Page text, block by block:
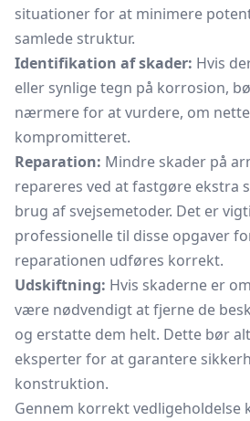
situationer for at minimere
samlede struktur.
Identifikation af skader: Hvis
eller synlige tegn på korrosion,
nærmere for at vurdere, om
kompromitteret.
Reparation: Mindre skader på
repareres ved at fastgøre ekstra
brug af svejsemetoder. Det er
professionelle til disse opgaver
reparationen udføres korrekt.
Udskiftning: Hvis skaderne er
være nødvendigt at fjerne de
og erstatte dem helt. Dette bør
eksperter for at garantere
konstruktion.
Gennem korrekt vedligeholdelse